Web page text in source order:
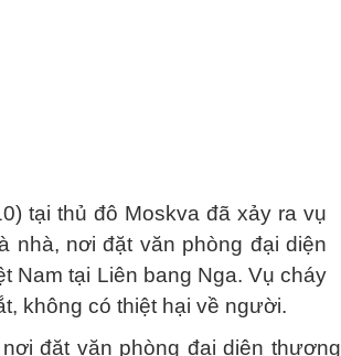
tại thủ đô Moskva đã xảy ra vụ
nhà, nơi đặt văn phòng đại diện
Nam tại Liên bang Nga. Vụ cháy
không có thiệt hại về người.